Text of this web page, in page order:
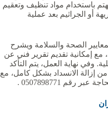
باستخدام مواد تنظيف وتعقيم
أو الجراثيم بعد عملية
الصحة والسلامة ويشرح
مع إمكانية تقديم تقرير فني عن
وفي نهاية العمل، يتم التأكد
إزالة الانسداد بشكل كامل، مع
0507898771 .